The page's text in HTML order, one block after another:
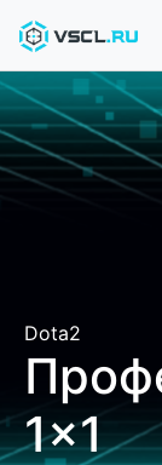
Dota2
1x1